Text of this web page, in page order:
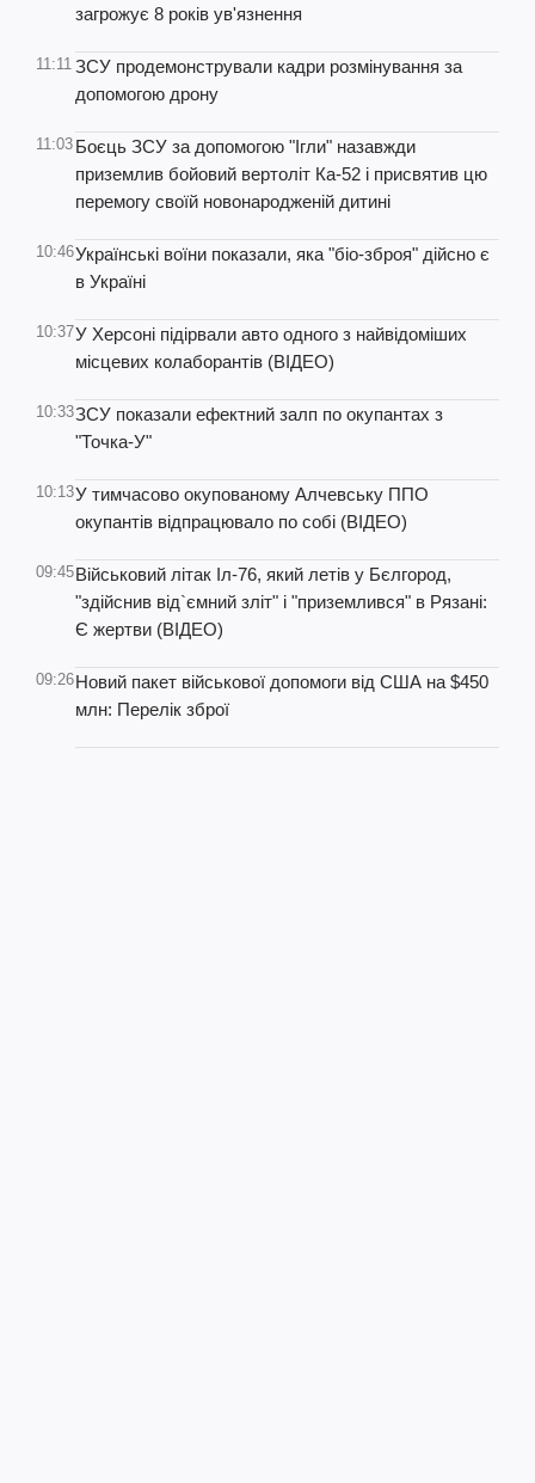
загрожує 8 років ув'язнення
11:11 ЗСУ продемонстрували кадри розмінування за
допомогою дрону
11:03 Боєць ЗСУ за допомогою "Ігли" назавжди
приземлив бойовий вертоліт Ка-52 і присвятив цю
перемогу своїй новонародженій дитині
10:46Українські воїни показали, яка "біо-зброя" дійсно є
в Україні
10:37У Херсоні підірвали авто одного з найвідоміших
місцевих колаборантів (ВІДЕО)
10:33ЗСУ показали ефектний залп по окупантах з
"Точка-У"
10:13У тимчасово окупованому Алчевську ППО
окупантів відпрацювало по собі (ВІДЕО)
09:45Військовий літак Іл-76, який летів у Бєлгород,
"здійснив від`ємний зліт" і "приземлився" в Рязані:
Є жертви (ВІДЕО)
09:26Новий пакет військової допомоги від США на $450
млн: Перелік зброї